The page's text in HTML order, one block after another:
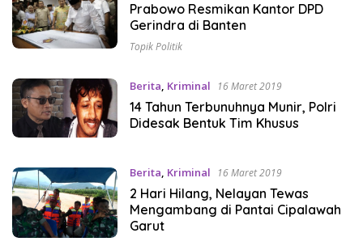
Prabowo Resmikan Kantor DPD
Gerindra di Banten
Topik Politik
Berita, Kriminal 16 Maret 2019
14 Tahun Terbunuhnya Munir, Polri
Didesak Bentuk Tim Khusus
Berita, Kriminal 16 Maret 2019
2 Hari Hilang, Nelayan Tewas
Mengambang di Pantai Cipalawah
Garut